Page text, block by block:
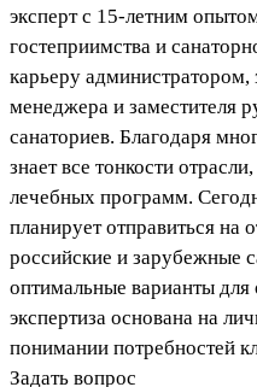
эксперт с 15-летним
гостеприимства и
карьеру
менеджера и заместителя
санаториев. Благодаря
знает все тонкости
лечебных программ.
планирует отправиться на
российские и зарубежные
оптимальные варианты для
экспертиза основана на
понимании потребностей
Задать вопрос